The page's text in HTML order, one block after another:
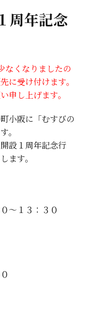
周年記念
くなりましたの
に受け付けます。
申し上げます。
小阪に「むすびの
。
設１周年記念行
ます。
～１３：３０